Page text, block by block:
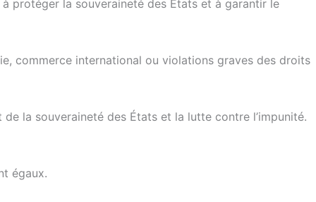
protéger la souveraineté des États et à garantir le
commerce international ou violations graves des droits
la souveraineté des États et la lutte contre l’impunité.
égaux.